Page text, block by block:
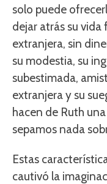
solo puede
dejar atrás su
extranjera, sin
su modestia, su
subestimada,
extranjera y su
hacen de Ruth
sepamos nada
Estas
cautivó la